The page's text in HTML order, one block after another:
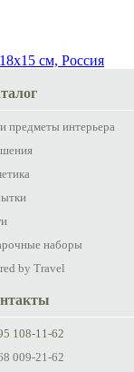
см, Россия
предметы интерьера
наборы
by Travel
108-11-62
009-21-62